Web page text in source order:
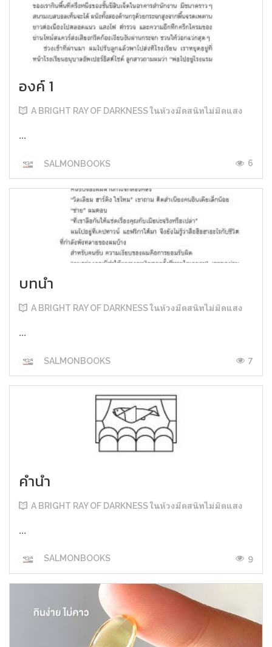
องค์ 1
A BRIGHT RAY OF DARKNESS ในห้วงมืดสนิทไม่มิดแสง
...
SALMONBOOKS 6
บทนำ
A BRIGHT RAY OF DARKNESS ในห้วงมืดสนิทไม่มิดแสง
...
SALMONBOOKS 7
คำนำ
A BRIGHT RAY OF DARKNESS ในห้วงมืดสนิทไม่มิดแสง
...
SALMONBOOKS 9